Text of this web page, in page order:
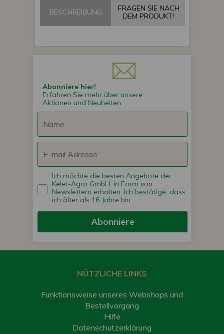
BESCHREIBUNG
FRAGEN SIE NACH
DEM PRODUKT!
Abonniere hier!
Erfahren Sie mehr über unsere
Aktionen und Neuheiten.
Ich möchte die besten Angebote der
Kelet-Agro GmbH. in Form von
Newslettern erhalten. Ich bestätige, dass
ich älter als 16 Jahre bin.
Abonniere
NÜTZLICHE LINKS
Funktionsweise unseres Webshops und
Bestellvorgang
Hilfe
Datenschutzerklärung